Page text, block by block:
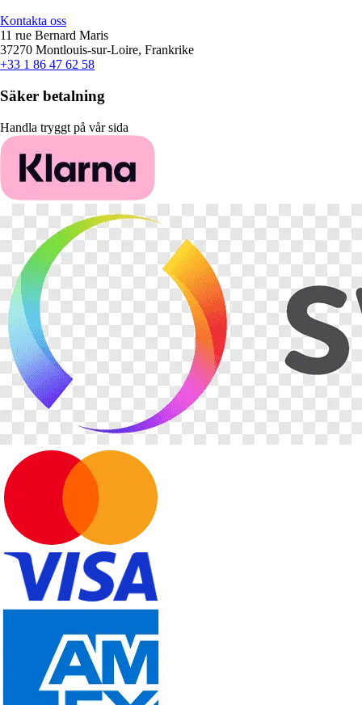
Kontakta oss
11 rue Bernard Maris
37270 Montlouis-sur-Loire, Frankrike
+33 1 86 47 62 58
Säker betalning
Handla tryggt på vår sida